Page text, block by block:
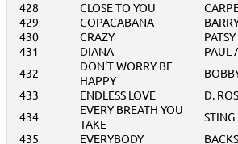
428
CLOSE TO YOU
429
COPACABANA
430
CRAZY
431
DIANA
PAUL
432
DON'T WORRY BE
HAPPY
433
ENDLESS LOVE
D.
434
EVERY BREATH YOU
TAKE
STING
435
EVERYBODY